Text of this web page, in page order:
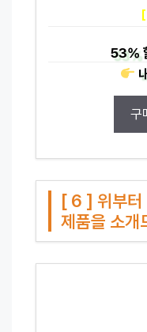
[
53%
구
[ 6 ] 위부터
제품을 소개